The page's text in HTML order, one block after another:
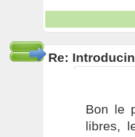
Re:
Bon le
libres,